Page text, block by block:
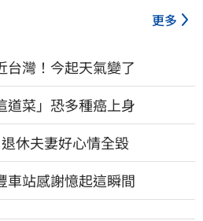
更多
台灣！今起天氣變了
道菜」恐多種癌上身
休夫妻好心情全毀
車站感謝憶起這瞬間